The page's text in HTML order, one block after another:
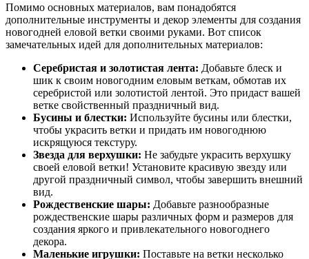
Помимо основных материалов, вам понадобятся
дополнительные инструменты и декор элементы для создания
новогодней еловой ветки своими руками. Вот список
замечательных идей для дополнительных материалов:
Серебристая и золотистая лента: Добавьте блеск и
шик к своим новогодним еловым веткам, обмотав их
серебристой или золотистой лентой. Это придаст вашей
ветке свойственный праздничный вид.
Бусины и блестки: Используйте бусины или блестки,
чтобы украсить ветки и придать им новогоднюю
искрящуюся текстуру.
Звезда для верхушки: Не забудьте украсить верхушку
своей еловой ветки! Установите красивую звезду или
другой праздничный символ, чтобы завершить внешний
вид.
Рождественские шары: Добавьте разнообразные
рождественские шары различных форм и размеров для
создания яркого и привлекательного новогоднего
декора.
Маленькие игрушки: Поставьте на ветки несколько